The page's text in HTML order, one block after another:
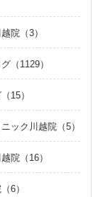
院（3）
（1129）
15）
ック川越院（5）
院（16）
6）